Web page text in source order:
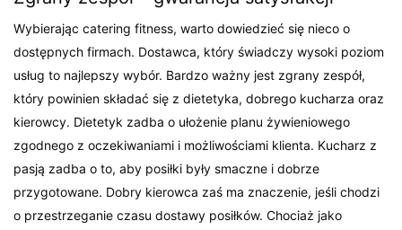
Wybierając catering fitness, warto dowiedzieć się nieco o
dostępnych firmach. Dostawca, który świadczy wysoki poziom
usług to najlepszy wybór. Bardzo ważny jest zgrany zespół,
który powinien składać się z dietetyka, dobrego kucharza oraz
kierowcy. Dietetyk zadba o ułożenie planu żywieniowego
zgodnego z oczekiwaniami i możliwościami klienta. Kucharz z
pasją zadba o to, aby posiłki były smaczne i dobrze
przygotowane. Dobry kierowca zaś ma znaczenie, jeśli chodzi
o przestrzeganie czasu dostawy posiłków. Chociaż jako